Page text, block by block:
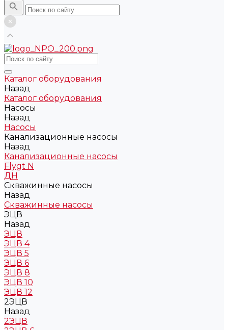
Каталог оборудования
Назад
Каталог оборудования
Насосы
Назад
Насосы
Канализационные насосы
Назад
Канализационные насосы
Flygt N
ДН
Скважинные насосы
Назад
Скважинные насосы
ЭЦВ
Назад
ЭЦВ
ЭЦВ 4
ЭЦВ 5
ЭЦВ 6
ЭЦВ 8
ЭЦВ 10
ЭЦВ 12
2ЭЦВ
Назад
2ЭЦВ